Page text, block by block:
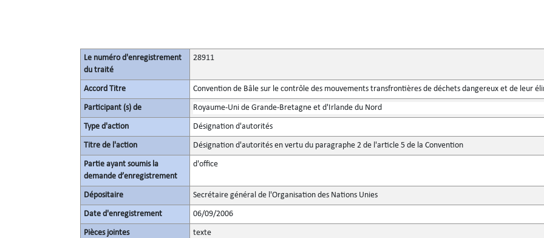
Le numéro d'enregistrement
du traité
28911
Accord Titre Convention de Bâle sur le contrôle des mouvements transfrontières de déchets dangereux et de leur
Participant (s) de Royaume-Uni de Grande-Bretagne et d'Irlande du Nord
Type d'action Désignation d'autorités
Titre de l'action Désignation d'autorités en vertu du paragraphe 2 de l'article 5 de la Convention
Partie ayant soumis la
demande d’enregistrement
d'office
Dépositaire Secrétaire général de l'Organisation des Nations Unies
Date d'enregistrement 06/09/2006
Pièces jointes texte